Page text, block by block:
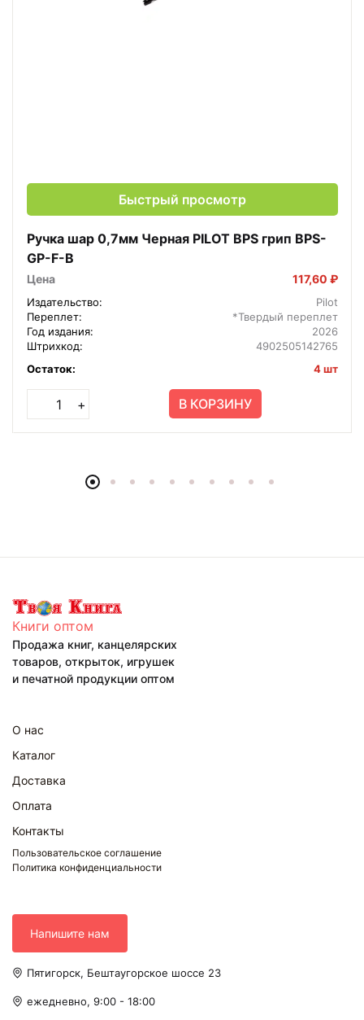
Быстрый просмотр
Ручка шар 0,7мм Черная PILOT BPS грип BPS-
GP-F-B
Цена 117,60 ₽
Издательство:
Pilot
Переплет:
*Твердый переплет
Год издания:
2026
Штрихкод:
4902505142765
Остаток:
4 шт
+ В КОРЗИНУ
Книги оптом
Продажа книг, канцелярских
товаров, открыток, игрушек
и печатной продукции оптом
О нас
Каталог
Доставка
Оплата
Контакты
Пользовательское соглашение
Политика конфиденциальности
Напишите нам
Пятигорск, Бештаугорское шоссе 23
ежедневно, 9:00 - 18:00